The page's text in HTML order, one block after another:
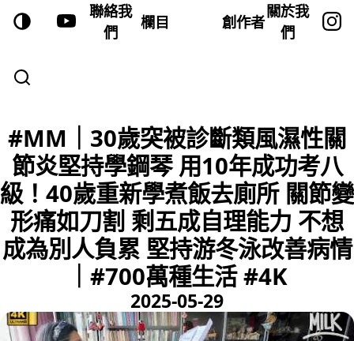
聯絡我
們
欄目 創作者
關於我
們
#MM｜30歲突被診斷類風濕性關
節炎堅持學鋼琴 用10年成功考八
級！40歲重新學煮飯去廁所 關節變
形痛如刀割 剩五成自理能力 不想
成為別人負累 堅持游冬泳改善病情
｜#700萬種生活 #4K
2025-05-29